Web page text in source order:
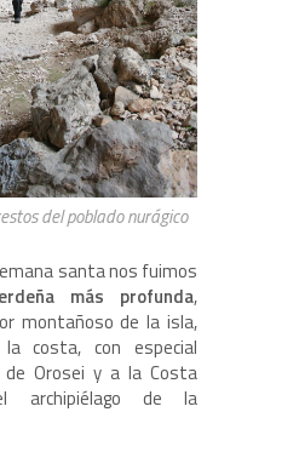
del poblado nurágico
santa nos fuimos
más profunda,
montañoso de la isla,
costa, con especial
de Orosei y a la Costa
archipiélago de la